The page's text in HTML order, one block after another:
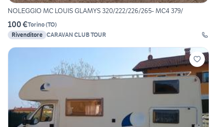
NOLEGGIO MC LOUIS GLAMYS 320/222/226/265- MC4 379/
100 €Torino(TO)
Rivenditore CARAVAN CLUB TOUR